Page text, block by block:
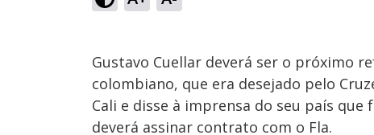
Gustavo Cuellar deverá ser o próximo
colombiano, que era desejado pelo
Cali e disse à imprensa do seu país
deverá assinar contrato com o Fla.